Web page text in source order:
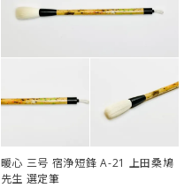
暖心 三号 宿浄短鋒 A-21 上田桑鳩
先生 選定筆